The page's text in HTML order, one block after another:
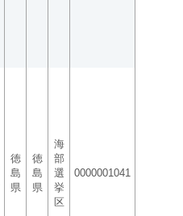
徳
島
県
徳
島
県
海
部
選
挙
区
0000001041